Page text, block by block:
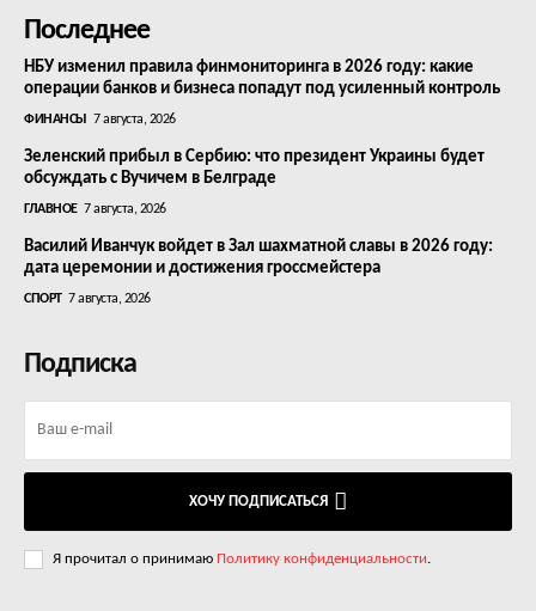
Последнее
НБУ изменил правила финмониторинга в 2026 году: какие
операции банков и бизнеса попадут под усиленный контроль
ФИНАНСЫ 7 августа, 2026
Зеленский прибыл в Сербию: что президент Украины будет
обсуждать с Вучичем в Белграде
ГЛАВНОЕ 7 августа, 2026
Василий Иванчук войдет в Зал шахматной славы в 2026 году:
дата церемонии и достижения гроссмейстера
СПОРТ 7 августа, 2026
Подписка
ХОЧУ ПОДПИСАТЬСЯ
Я прочитал о принимаю Политику конфиденциальности.